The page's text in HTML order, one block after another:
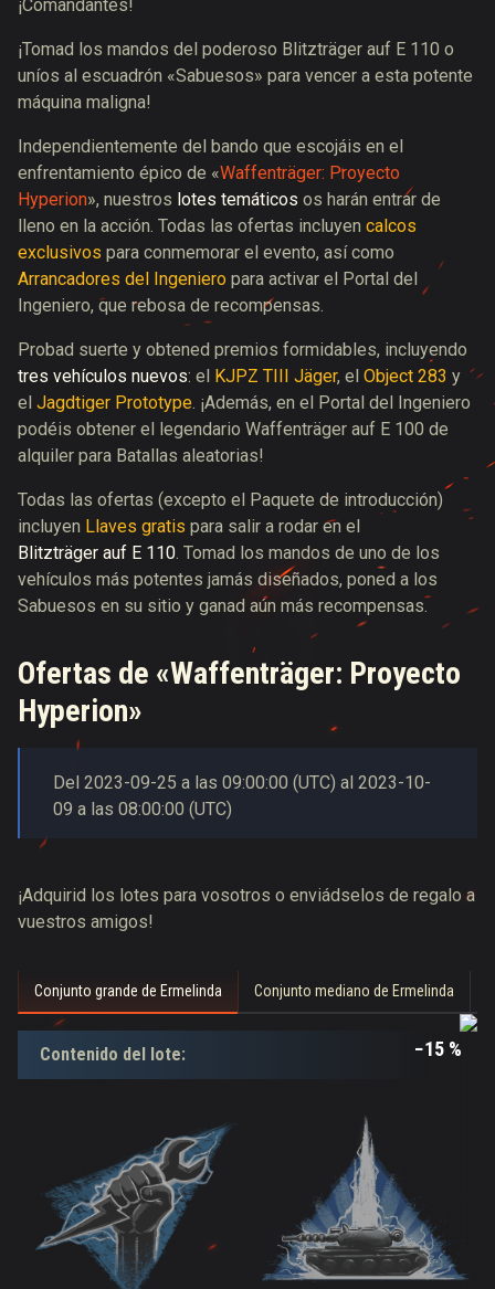
¡Comandantes!
¡Tomad los mandos del poderoso Blitzträger auf E 110 o
uníos al escuadrón «Sabuesos» para vencer a esta potente
máquina maligna!
Independientemente del bando que escojáis en el
enfrentamiento épico de «Waffenträger: Proyecto
Hyperion», nuestros lotes temáticos os harán entrar de
lleno en la acción. Todas las ofertas incluyen calcos
exclusivos para conmemorar el evento, así como
Arrancadores del Ingeniero para activar el Portal del
Ingeniero, que rebosa de recompensas.
Probad suerte y obtened premios formidables, incluyendo
tres vehículos nuevos: el KJPZ TIII Jäger, el Object 283 y
el Jagdtiger Prototype. ¡Además, en el Portal del Ingeniero
podéis obtener el legendario Waffenträger auf E 100 de
alquiler para Batallas aleatorias!
Todas las ofertas (excepto el Paquete de introducción)
incluyen Llaves gratis para salir a rodar en el
Blitzträger auf E 110. Tomad los mandos de uno de los
vehículos más potentes jamás diseñados, poned a los
Sabuesos en su sitio y ganad aún más recompensas.
Ofertas de «Waffenträger: Proyecto
Hyperion»
Del 2023-09-25 a las 09:00:00 (UTC) al 2023-10-
09 a las 08:00:00 (UTC)
¡Adquirid los lotes para vosotros o enviádselos de regalo a
vuestros amigos!
Conjunto grande de Ermelinda Conjunto mediano de Ermelinda
−15 %
Contenido del lote: